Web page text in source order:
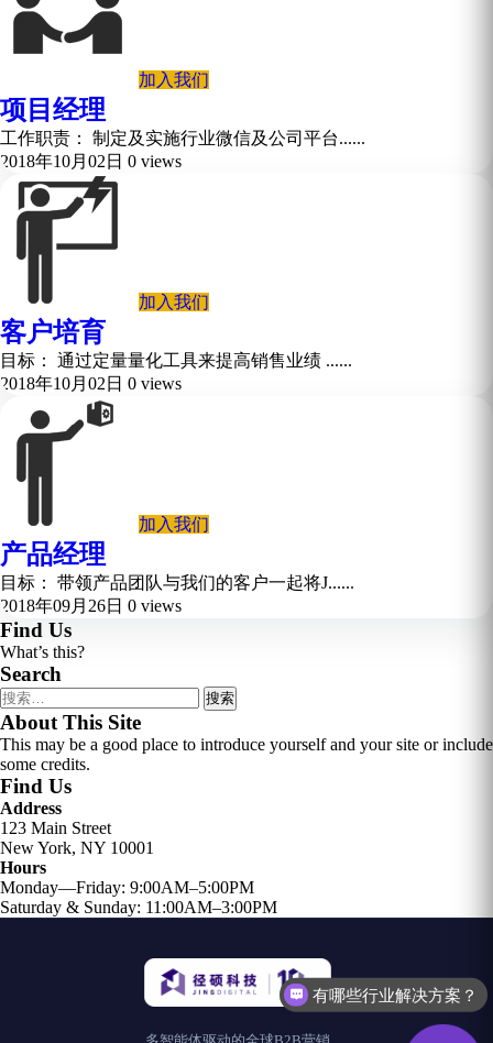
加入我们
项目经理
工作职责： 制定及实施行业微信及公司平台......
2018年10月02日 0 views
加入我们
客户培育
目标： 通过定量量化工具来提高销售业绩 ......
2018年10月02日 0 views
加入我们
产品经理
目标： 带领产品团队与我们的客户一起将J......
2018年09月26日 0 views
Find Us
What’s this?
Search
搜
索：
About This Site
This may be a good place to introduce yourself and your site or include
some credits.
Find Us
Address
123 Main Street
New York, NY 10001
Hours
Monday—Friday: 9:00AM–5:00PM
Saturday & Sunday: 11:00AM–3:00PM
有哪些行业解决方案？